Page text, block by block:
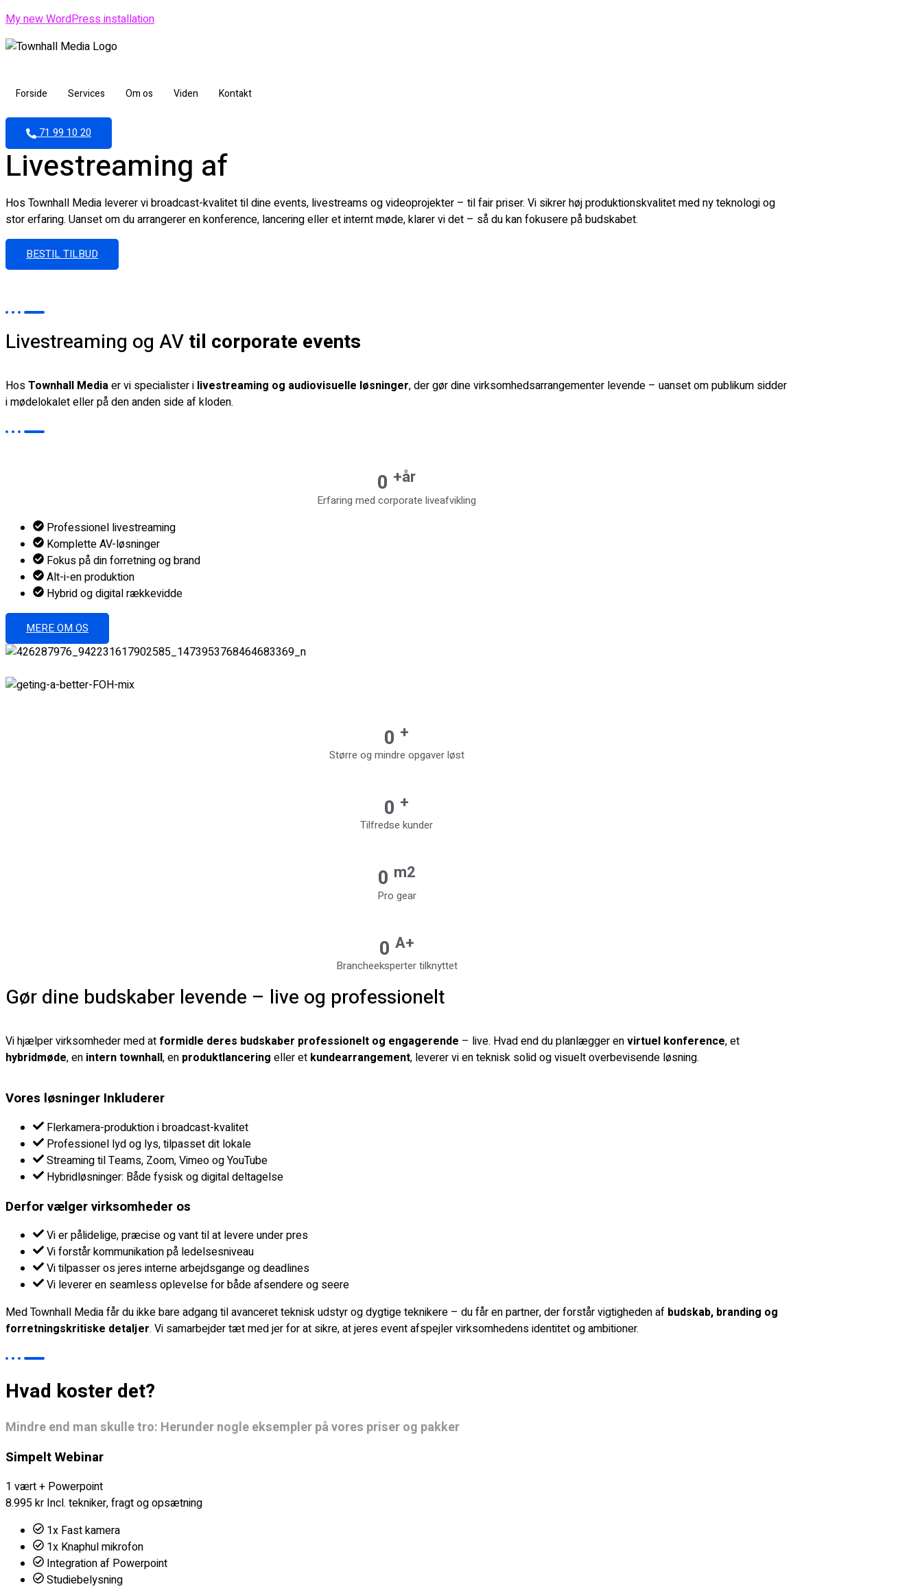
My new WordPress installation
Forside Services Om os Viden Kontakt
71 99 10 20
Livestreaming af
Hos Townhall Media leverer vi broadcast-kvalitet til dine events, livestreams og videoprojekter – til fair priser. Vi sikrer høj produktionskvalitet med ny teknologi og
stor erfaring. Uanset om du arrangerer en konference, lancering eller et internt møde, klarer vi det – så du kan fokusere på budskabet.
BESTIL TILBUD
Livestreaming og AVtil corporate events
HosTownhall Mediaer vi specialister i livestreaming og audiovisuelle løsninger, der gør dine virksomhedsarrangementer levende – uanset om publikum sidder
i mødelokalet eller på den anden side af kloden.
0 +år
Erfaring med corporate liveafvikling
Professionel livestreaming
Komplette AV-løsninger
Fokus på din forretning og brand
Alt-i-en produktion
Hybrid og digital rækkevidde
MERE OM OS
0 +
Større og mindre opgaver løst
0 +
Tilfredse kunder
0 m2
Pro gear
0 A+
Brancheeksperter tilknyttet
Gør dine budskaber levende – live og professionelt
Vi hjælper virksomheder med at formidle deres budskaber professionelt og engagerende – live. Hvad end du planlægger envirtuel konference, et
hybridmøde, en intern townhall, en produktlancering eller et kundearrangement, leverer vi en teknisk solid og visuelt overbevisende løsning.
Vores løsninger Inkluderer
Flerkamera-produktion i broadcast-kvalitet
Professionel lyd og lys, tilpasset dit lokale
Streaming til Teams, Zoom, Vimeo og YouTube
Hybridløsninger: Både fysisk og digital deltagelse
Derfor vælger virksomheder os
Vi er pålidelige, præcise og vant til at levere under pres
Vi forstår kommunikation på ledelsesniveau
Vi tilpasser os jeres interne arbejdsgange og deadlines
Vi leverer en seamless oplevelse for både afsendere og seere
Med Townhall Media får du ikke bare adgang til avanceret teknisk udstyr og dygtige teknikere – du får en partner, der forstår vigtigheden af budskab, branding og
forretningskritiske detaljer. Vi samarbejder tæt med jer for at sikre, at jeres event afspejler virksomhedens identitet og ambitioner.
Hvad koster det?
Mindre end man skulle tro: Herunder nogle eksempler på vores priser og pakker
Simpelt Webinar
1 vært + Powerpoint
8.995kr Incl. tekniker, fragt og opsætning
1x Fast kamera
1x Knaphul mikrofon
Integration af Powerpoint
Studiebelysning